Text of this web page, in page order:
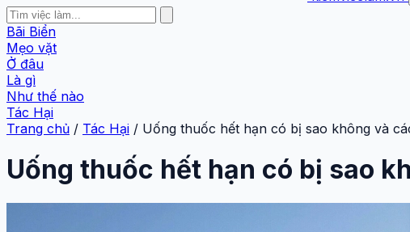
Bãi Biển
Mẹo vặt
Ở đâu
Là gì
Như thế nào
Tác Hại
Trang chủ / Tác Hại / Uống thuốc hết hạn có bị sao không và
Uống thuốc hết hạn có bị sao